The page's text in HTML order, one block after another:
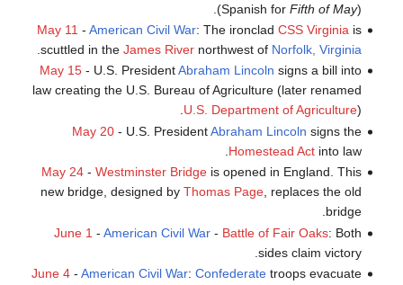
(Spanish for Fifth of May).
May 11 - American Civil War: The ironclad CSS Virginia is
scuttled in the James Rivernorthwest of Norfolk, Virginia
May 15- U.S. PresidentAbraham Lincoln signs a bill into
law creating the U.S. Bureau of Agriculture (later renamed
U.S. Department of Agriculture).
May 20- U.S. PresidentAbraham Lincoln signs the
Homestead Actinto law.
May 24- Westminster Bridgeis opened in England. This
new bridge, designed by Thomas Page, replaces the old
bridge.
June 1 - American Civil War- Battle of Fair Oaks: Both
sides claim victory.
June 4- American Civil War: Confederatetroops evacuate